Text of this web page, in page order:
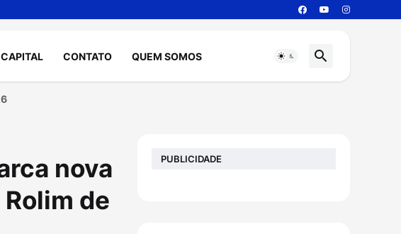
CAPITAL CONTATO QUEM SOMOS
nova
de
PUBLICIDADE